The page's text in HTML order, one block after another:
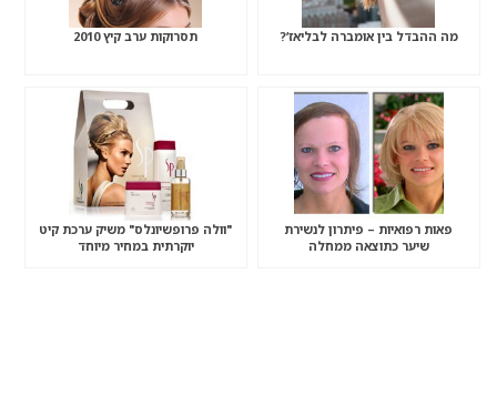
מה ההבדל בין אומברה לבליאז’? תסרוקות ערב קיץ 2010
פאות רפואיות – פיתרון לנשירת
שיער כתוצאה ממחלה
"וולה פרופשיונלס" משיק ערכת קיט
יוקרתית במחיר מיוחד